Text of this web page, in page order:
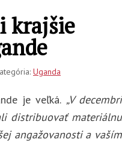
krajšie
Uganda
je veľká. „V decembri
distribuovať materiálnu
angažovanosti a vaším